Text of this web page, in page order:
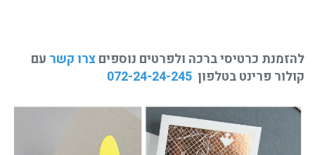
להזמנת כרטיסי ברכה ולפרטים נוספיםצרו קשר עם
קולור פרינט בטלפון 072-24-24-245